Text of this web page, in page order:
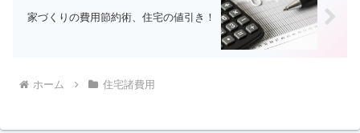
家づくりの費用節約術、住宅の値引き！
ホーム 住宅諸費用